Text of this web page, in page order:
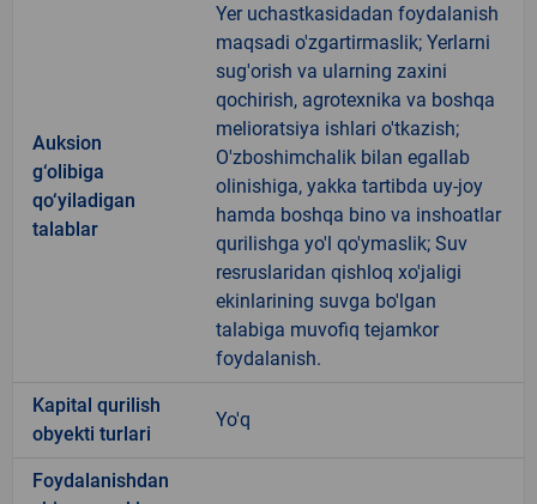
Auksion
g‘olibiga
qo‘yiladigan
talablar
Yer uchastkasidadan foydalanish
maqsadi o'zgartirmaslik; Yerlarni
sug'orish va ularning zaxini
qochirish, agrotexnika va boshqa
melioratsiya ishlari o'tkazish;
O'zboshimchalik bilan egallab
olinishiga, yakka tartibda uy-joy
hamda boshqa bino va inshoatlar
qurilishga yo'l qo'ymaslik; Suv
resruslaridan qishloq xo'jaligi
ekinlarining suvga bo'lgan
talabiga muvofiq tejamkor
foydalanish.
Kapital qurilish
obyekti turlari
Yo'q
Foydalanishdan